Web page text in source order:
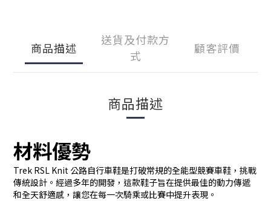
商品描述
送貨及付款方
式
顧客評價
商品描述
材料優勢
Trek RSL Knit 公路自行車鞋是打破常規的全能型競賽車鞋，挑戰
傳統設計。經過多年的開發，這款鞋子旨在提供最佳的動力傳遞
和全天舒適感，讓您在每一次騎乘或比賽中提升表現。